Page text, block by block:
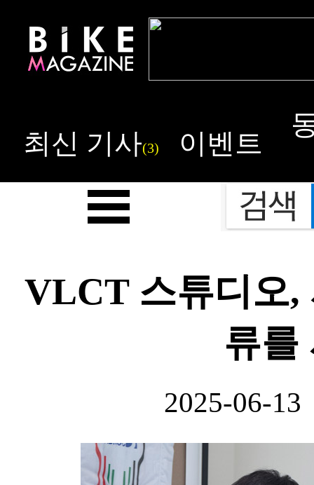
최신 기사(3) 이벤트
VLCT 스튜디오,
류를
2025-06-13